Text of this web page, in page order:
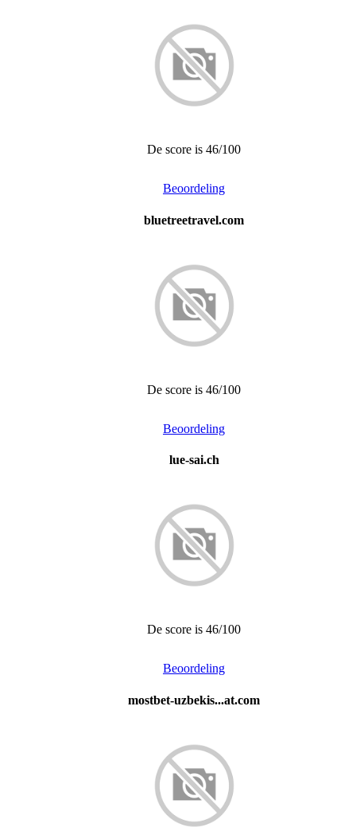
De score is 46/100
Beoordeling
bluetreetravel.com
De score is 46/100
Beoordeling
lue-sai.ch
De score is 46/100
Beoordeling
mostbet-uzbekis...at.com